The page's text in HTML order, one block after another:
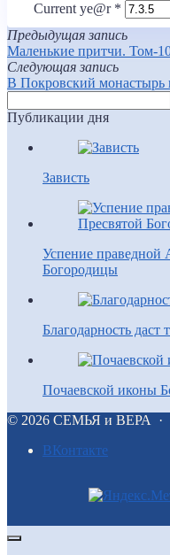
Current ye@r *
Предыдущая запись
Маленькие притчи. Том-
Следующая запись
В Покровский монастырь
Публикации дня
Зависть
Успение праведной
Богородицы
Благодарность даст
Почаевской иконы
© 2026 СЕМЬЯ и ВЕРА ·
BКонтакте